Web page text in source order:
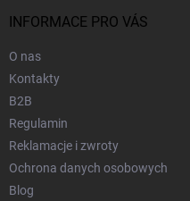
INFORMACE PRO VÁS
O nas
Kontakty
B2B
Regulamin
Reklamacje i zwroty
Ochrona danych osobowych
Blog